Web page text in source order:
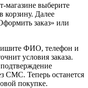
магазине выберите
корзину. Далее
заказ» или
ФИО, телефон и
условия заказа.
СМС. Теперь останется
покупке.